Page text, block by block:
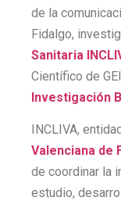
de la
Fidalgo,
Sanitaria
Científico de
Investigación
INCLIVA,
Valenciana de
de coordinar la
estudio,